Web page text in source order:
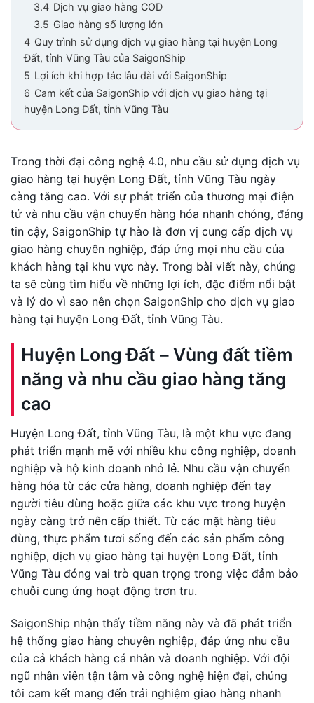
3.4 Dịch vụ giao hàng COD
3.5 Giao hàng số lượng lớn
4 Quy trình sử dụng dịch vụ giao hàng tại huyện Long
Đất, tỉnh Vũng Tàu của SaigonShip
5 Lợi ích khi hợp tác lâu dài với SaigonShip
6 Cam kết của SaigonShip với dịch vụ giao hàng tại
huyện Long Đất, tỉnh Vũng Tàu
Trong thời đại công nghệ 4.0, nhu cầu sử dụng dịch vụ
giao hàng tại huyện Long Đất, tỉnh Vũng Tàu ngày
càng tăng cao. Với sự phát triển của thương mại điện
tử và nhu cầu vận chuyển hàng hóa nhanh chóng, đáng
tin cậy, SaigonShip tự hào là đơn vị cung cấp dịch vụ
giao hàng chuyên nghiệp, đáp ứng mọi nhu cầu của
khách hàng tại khu vực này. Trong bài viết này, chúng
ta sẽ cùng tìm hiểu về những lợi ích, đặc điểm nổi bật
và lý do vì sao nên chọn SaigonShip cho dịch vụ giao
hàng tại huyện Long Đất, tỉnh Vũng Tàu.
Huyện Long Đất – Vùng đất tiềm
năng và nhu cầu giao hàng tăng
cao
Huyện Long Đất, tỉnh Vũng Tàu, là một khu vực đang
phát triển mạnh mẽ với nhiều khu công nghiệp, doanh
nghiệp và hộ kinh doanh nhỏ lẻ. Nhu cầu vận chuyển
hàng hóa từ các cửa hàng, doanh nghiệp đến tay
người tiêu dùng hoặc giữa các khu vực trong huyện
ngày càng trở nên cấp thiết. Từ các mặt hàng tiêu
dùng, thực phẩm tươi sống đến các sản phẩm công
nghiệp, dịch vụ giao hàng tại huyện Long Đất, tỉnh
Vũng Tàu đóng vai trò quan trọng trong việc đảm bảo
chuỗi cung ứng hoạt động trơn tru.
SaigonShip nhận thấy tiềm năng này và đã phát triển
hệ thống giao hàng chuyên nghiệp, đáp ứng nhu cầu
của cả khách hàng cá nhân và doanh nghiệp. Với đội
ngũ nhân viên tận tâm và công nghệ hiện đại, chúng
tôi cam kết mang đến trải nghiệm giao hàng nhanh